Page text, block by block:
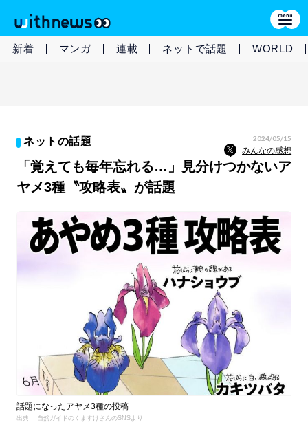
新着 マンガ 連載 ネットで話題 WORLD
ネットの話題 2024/05/15
みんなの感想
「覚えても毎年忘れる…」見分けつかないア
ヤメ3種〝攻略表〟が話題
話題になったアヤメ3種の投稿
出典： 自然ガイドのくますけさんのSNSより